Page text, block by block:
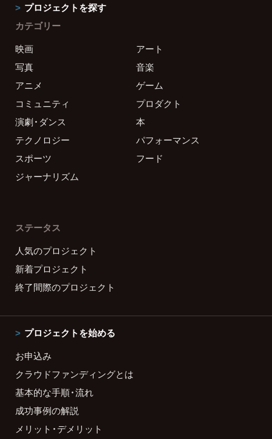
プロジェクトを探す
カテゴリー
映画
アート
写真
音楽
アニメ
ゲーム
コミュニティ
プロダクト
演劇・ダンス
本
テクノロジー
パフォーマンス
スポーツ
フード
ジャーナリズム
ステータス
人気のプロジェクト
新着プロジェクト
終了間際のプロジェクト
プロジェクトを始める
お申込み
クラウドファンディングとは
基本的な手順・流れ
成功事例の解説
メリット・デメリット